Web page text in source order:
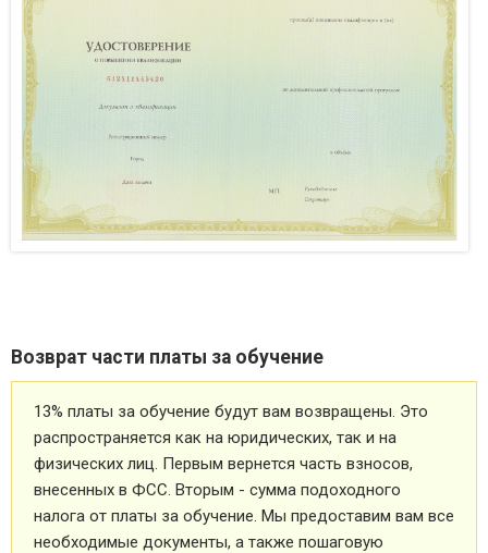
Возврат части платы за обучение
13% платы за обучение будут вам возвращены. Это
распространяется как на юридических, так и на
физических лиц. Первым вернется часть взносов,
внесенных в ФСС. Вторым - сумма подоходного
налога от платы за обучение. Мы предоставим вам все
необходимые документы, а также пошаговую